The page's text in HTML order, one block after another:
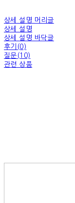
상세 설명 머리글
상세 설명
상세 설명 바닥글
후기(0)
질문(10)
관련 상품